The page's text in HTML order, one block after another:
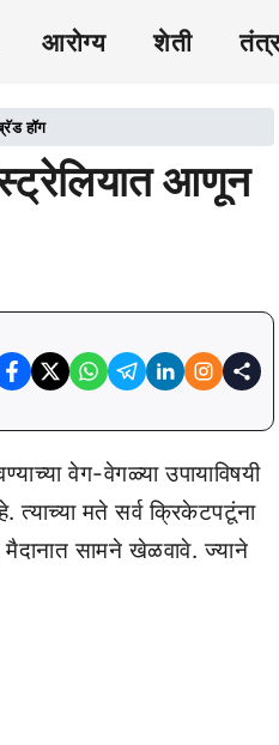
आरोग्य शेती
हॉग
आणून
वेग-वेगळ्या उपायाविषयी
मते सर्व क्रिकेटपटूंना
मैदानात सामने खेळवावे. ज्याने